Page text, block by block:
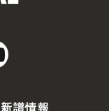
新譜情報